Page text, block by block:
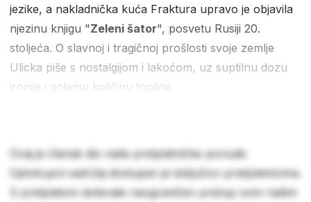
jezike, a nakladnička kuća Fraktura upravo je objavila
njezinu knjigu "Zeleni šator", posvetu Rusiji 20.
stoljeća. O slavnoj i tragičnoj prošlosti svoje zemlje
Ulicka piše s nostalgijom i lakoćom, uz suptilnu dozu
ironije i golemu količinu topline.
Ovaj je članak dio naše pretplatničke ponude.
Cjelokupni sadržaj dostupan je isključivo pretplatnicima.
S pretplatom dobivate neograničen pristup svim našim